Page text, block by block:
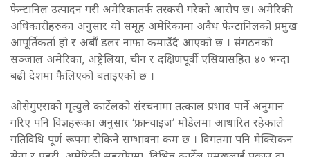
फेन्टानिल उत्पादन गरी अमेरिकातर्फ तस्करी गरेको आरोप छ। अमेरिकी
अधिकारीहरुका अनुसार यो समूह अमेरिकामा अवैध फेन्टानिलको प्रमुख
आपूर्तिकर्ता हो र अर्बौं डलर नाफा कमाउँदै आएको छ । संगठनको
सञ्जाल अमेरिका, अष्ट्रेलिया, चीन र दक्षिणपूर्वी एसियासहित ४० भन्दा
बढी देशमा फैलिएको बताइएको छ ।
ओसेगुएराको मृत्युले कार्टेलको संरचनामा तत्काल प्रभाव पार्ने अनुमान
गरिए पनि विज्ञहरूका अनुसार ‘फ्रान्चाइज’ मोडेलमा आधारित रहेकाले
गतिविधि पूर्ण रूपमा रोकिने सम्भावना कम छ । विगतमा पनि मेक्सिकन